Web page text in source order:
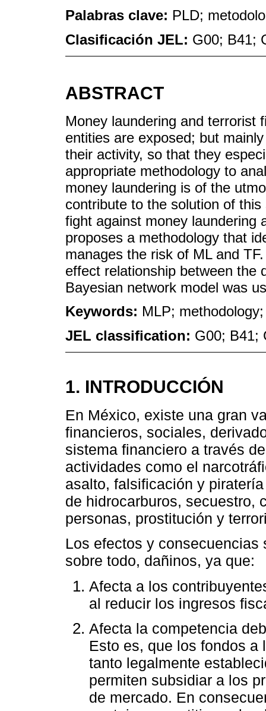
Palabras clave: PLD;
Clasificación JEL: G00; B41;
ABSTRACT
Money laundering and terrorist
entities are exposed; but
their activity, so that they
appropriate methodology to
money laundering is of the
contribute to the solution of
fight against money laundering
proposes a methodology that
manages the risk of ML and
effect relationship between the
Bayesian network model was
Keywords: MLP;
JEL classification: G00; B41;
1. INTRODUCCIÓN
En México, existe una gran
financieros, sociales,
sistema financiero a través
actividades como el
asalto, falsificación y
de hidrocarburos, secuestro,
personas, prostitución y
Los efectos y
sobre todo, dañinos, ya que:
Afecta a los
al reducir los ingresos
Afecta la competencia
Esto es, que los fondos
tanto legalmente
permiten subsidiar a los
de mercado. En